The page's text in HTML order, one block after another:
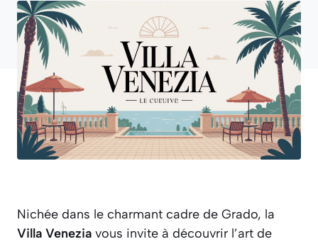
Nichée dans le charmant cadre de Grado, la
Villa Venezia vous invite à découvrir l’art de